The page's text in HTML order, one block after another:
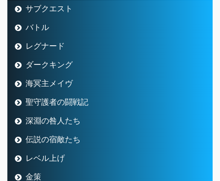
深淵の咎人たち
伝説の宿敵たち
レベル上げ
金策
宝珠
白宝箱
お知らせ
初心者の館
秘境探索ぐるぐるゼニアース